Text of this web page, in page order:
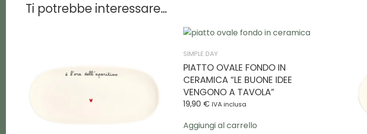
TAVOLA"
quantità
Ti potrebbe interessare…
SIMPLE DAY
PIATTO OVALE FONDO IN
CERAMICA “LE BUONE IDEE
VENGONO A TAVOLA”
19,90 € IVA inclusa
Aggiungi al carrello